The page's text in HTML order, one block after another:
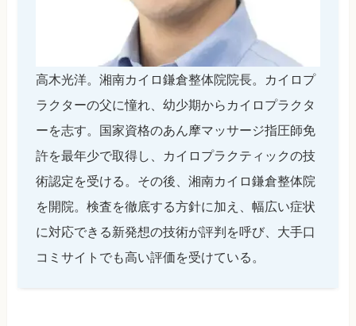
高木光洋。湘南カイロ鎌倉整体院院長。カイロプ
ラクターの父に憧れ、幼少期からカイロプラクタ
ーを志す。国家資格のあん摩マッサージ指圧師免
許を最年少で取得し、カイロプラクティックの技
術認定を受ける。その後、湘南カイロ鎌倉整体院
を開院。検査を徹底する方針に加え、幅広い症状
に対応できる新発想の技術が評判を呼び、大手口
コミサイトでも高い評価を受けている。